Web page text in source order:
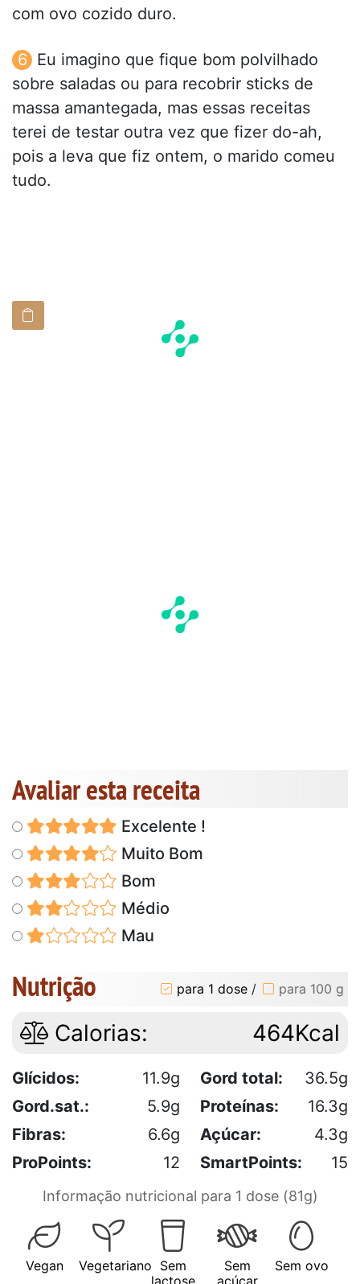
com ovo cozido duro.
Eu imagino que fique bom polvilhado
sobre saladas ou para recobrir sticks de
massa amantegada, mas essas receitas
terei de testar outra vez que fizer do-ah,
pois a leva que fiz ontem, o marido comeu
tudo.
Avaliar esta receita
Excelente !
Muito Bom
Bom
Médio
Mau
Nutrição para 1 dose / para 100 g
Calorias: 464Kcal
Glícidos: 11.9g Gord total:
36.5g
Gord.sat.:
5.9g Proteínas:
16.3g
Fibras:
6.6g Açúcar:
4.3g
ProPoints:
12 SmartPoints: 15
Informação nutricional para 1 dose (81g)
Vegan Vegetariano Sem
lactose
Sem
açúcar
Sem ovo